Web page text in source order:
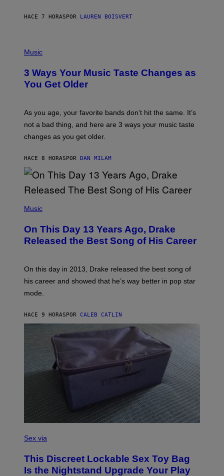
N
I
–
O
R
B
C
O
B
V
I
A
E
T
Y
M
G
)
HACE 7 HORAS POR LAUREN BOISVERT
H
O
I
L
S
R
T
O
B
I
A
W
D
I
E
E
T
Y
A
Music
3 Ways Your Music Taste Changes as
You Get Older
As you age, your favorite bands don’t hit the same. It’s
not a bad thing, and here are 3 ways your music taste
changes as you get older.
HACE 8 HORAS POR DAN MILAM
P
T
O
B
A
Y
E
S
W
I
R
A
)
Music
On This Day 13 Years Ago, Drake
Released the Best Song of His Career
On this day in 2013, Drake released the best song of
his career and showed that he’s way better in pop star
mode.
HACE 9 HORAS POR CALEB CATLIN
A
T
A
Sex via
This Discreet Lockable Sex Toy Bag
Is the Nightstand Upgrade Your Play